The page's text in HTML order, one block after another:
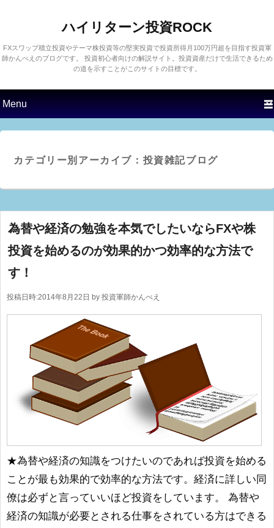
ハイリターン投資ROCK
FXスワップ積立投資やテーマ株投資等の堅実投資で投資所得月100万円超を目指す投資軍
師かんべえのブログです。 投資初心者向けの解説サイト。投資資産だけで生活できるため
の道を示すことがこのサイトの目標です。
第1メニュー
第1コンテンツにスキップす
る
第2コンテンツにスキップす
る
カテゴリー別アーカイブ： 投資雑記ブログ
為替や経済の勉強を本気でしたいならFXや株
投資を始めるのが効果的かつ効率的な方法で
す！
投稿日時:2014年8月22日 by 投資軍師かんべえ
★為替や経済の知識をつけたいのであれば投資を始める
ことが最も効果的で効率的な方法です。経済に詳しい同
僚は必ずと言っていいほど投資をしています。 為替や
経済の知識が必要とされる仕事をされている方はできる